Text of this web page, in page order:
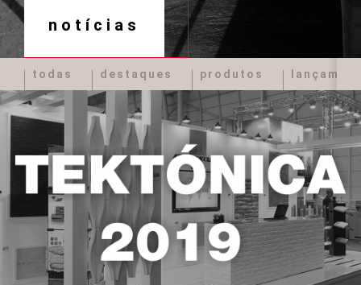
notícias
todas destaques produtos